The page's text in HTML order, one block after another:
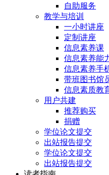
自助服务
教学与培训
一小时讲座
定制讲座
信息素养课
信息素养能
信息素养手
带班图书馆
信息素质教
用户共建
推荐购买
捐赠
学位论文提交
出站报告提交
学位论文提交
出站报告提交